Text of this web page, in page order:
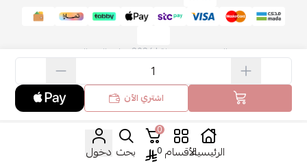
الرئيسيةالأقسام
0
0 بحث دخول
اشتري الآن
الحقوق محفوظة | 2026 روائح الجمال